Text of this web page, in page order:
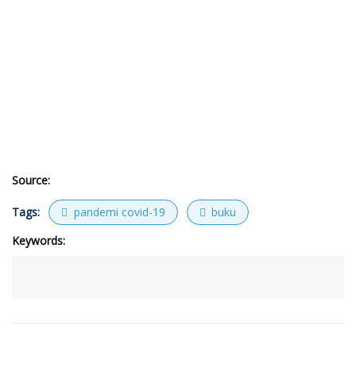
Source:
Tags: pandemi covid-19
buku
Keywords: